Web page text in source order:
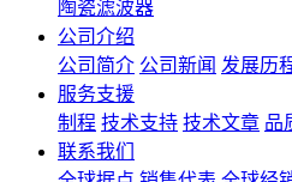
陶瓷滤波器
公司介绍
公司简介 公司新闻 发展历
服务支援
制程 技术支持 技术文章 品
联系我们